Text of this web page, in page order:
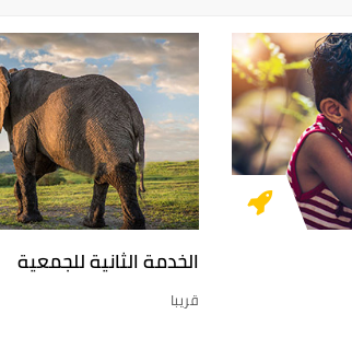
الخدمة الثانية للجمعية
قريبا